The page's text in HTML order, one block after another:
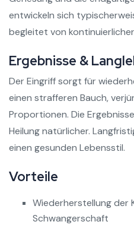
entwickeln sich
begleitet von
Ergebnisse &
Der Eingriff sorgt für
einen strafferen Bauch,
Proportionen. Die
Heilung natürlicher.
einen gesunden Lebensstil.
Vorteile
Wiederherstellung der
Schwangerschaft